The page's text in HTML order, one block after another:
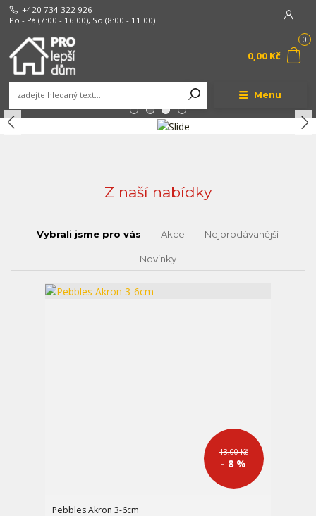
Menu
+420 734 322 926
Po - Pá (7:00 - 16:00), So (8:00 - 11:00)
0
0,00 Kč
Z naší nabídky
Vybrali jsme pro vás Akce Nejprodávanější
Novinky
13,00 Kč
- 8 %
Pebbles Akron 3-6cm